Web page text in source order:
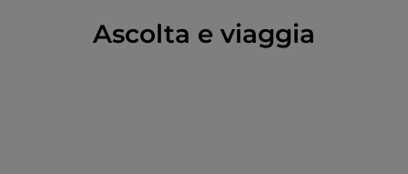
Ascolta e viaggia